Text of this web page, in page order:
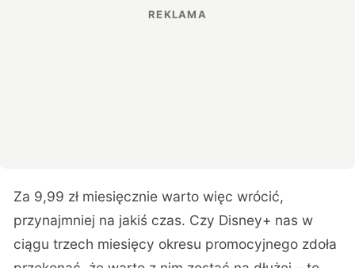
Za 9,99 zł miesięcznie warto więc wrócić,
przynajmniej na jakiś czas. Czy Disney+ nas w
ciągu trzech miesięcy okresu promocyjnego zdoła